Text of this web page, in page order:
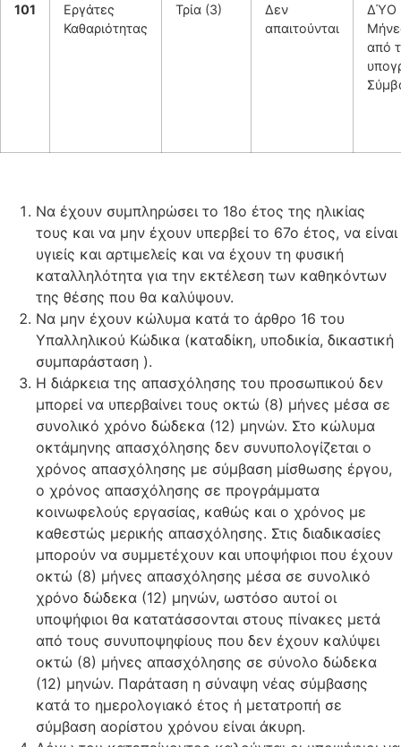
101
Εργάτες
Καθαριότητας
Τρία (3)
Δεν
απαιτούνται
ΔΎΟ
από
Να έχουν συμπληρώσει το 18ο έτος της ηλικίας
τους και να μην έχουν υπερβεί το 67ο έτος, να είναι
υγιείς και αρτιμελείς και να έχουν τη φυσική
καταλληλότητα για την εκτέλεση των καθηκόντων
της θέσης που θα καλύψουν.
Να μην έχουν κώλυμα κατά το άρθρο 16 του
Υπαλληλικού Κώδικα (καταδίκη, υποδικία, δικαστική
συμπαράσταση ).
Η διάρκεια της απασχόλησης του προσωπικού δεν
μπορεί να υπερβαίνει τους οκτώ (8) μήνες μέσα σε
συνολικό χρόνο δώδεκα (12) μηνών. Στο κώλυμα
οκτάμηνης απασχόλησης δεν συνυπολογίζεται ο
χρόνος απασχόλησης με σύμβαση μίσθωσης έργου,
ο χρόνος απασχόλησης σε προγράμματα
κοινωφελούς εργασίας, καθώς και ο χρόνος με
καθεστώς μερικής απασχόλησης. Στις διαδικασίες
μπορούν να συμμετέχουν και υποψήφιοι που έχουν
οκτώ (8) μήνες απασχόλησης μέσα σε συνολικό
χρόνο δώδεκα (12) μηνών, ωστόσο αυτοί οι
υποψήφιοι θα κατατάσσονται στους πίνακες μετά
από τους συνυποψηφίους που δεν έχουν καλύψει
οκτώ (8) μήνες απασχόλησης σε σύνολο δώδεκα
(12) μηνών. Παράταση η σύναψη νέας σύμβασης
κατά το ημερολογιακό έτος ή μετατροπή σε
σύμβαση αορίστου χρόνου είναι άκυρη.